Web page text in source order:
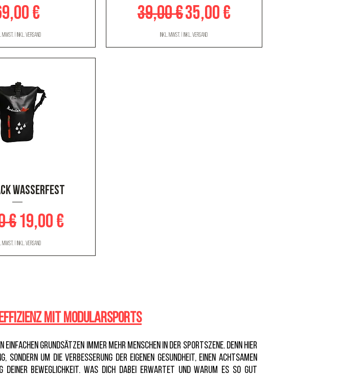
€
MwSt. inkl. Versand
Standardpreis
39,00 €Sale-Preis
35,00 €
inkl. MwSt. inkl. Versand
wasserfest
€Sale-Preis
19,00 €
MwSt. inkl. Versand
mit ModularSports
Grundsätzen immer mehr Menschen in der Sportszene. Denn hier
um die Verbesserung der eigenen Gesundheit, einen achtsamen
deiner Beweglichkeit. Was dich dabei erwartet und warum es so gut